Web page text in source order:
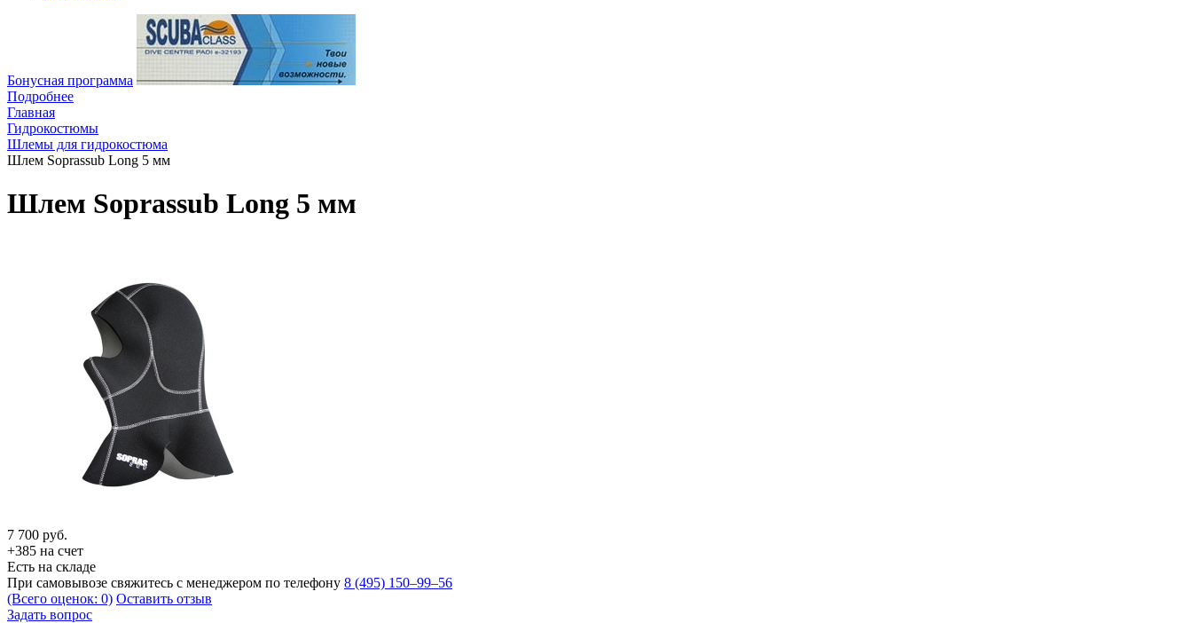
Бонусная программа
Подробнее
Главная
Гидрокостюмы
Шлемы для гидрокостюма
Шлем Soprassub Long 5 мм
Шлем Soprassub Long 5 мм
7 700 руб.
+385 на счет
Есть на складе
При самовывозе свяжитесь с менеджером по телефону 8 (495) 150–99–56
(Всего оценок: 0) Оставить отзыв
Задать вопрос